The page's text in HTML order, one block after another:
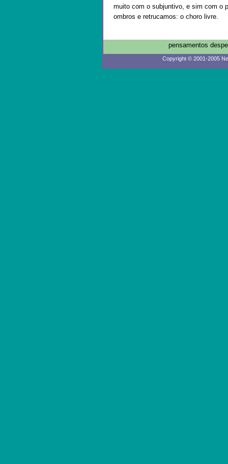
muito com o subjuntivo, e sim com o
ombros e retrucamos: o choro livre.
pensamentos
Copyright © 2001-2005